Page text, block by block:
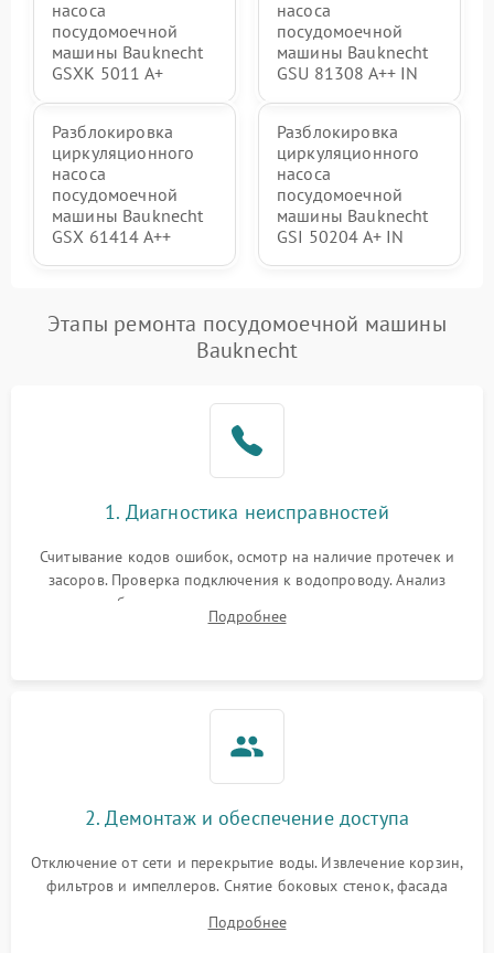
насоса
посудомоечной
машины Bauknecht
GSXK 5011 A+
насоса
посудомоечной
машины Bauknecht
GSU 81308 A++ IN
Разблокировка
циркуляционного
насоса
посудомоечной
машины Bauknecht
GSX 61414 A++
Разблокировка
циркуляционного
насоса
посудомоечной
машины Bauknecht
GSI 50204 A+ IN
Этапы ремонта посудомоечной машины
Bauknecht
1. Диагностика неисправностей
Считывание кодов ошибок, осмотр на наличие протечек и
засоров. Проверка подключения к водопроводу. Анализ
жалоб на отсутствие слива, нагрева, вращения
разбрызгивателей или срабатывание системы защиты
Подробнее
2. Демонтаж и обеспечение доступа
Отключение от сети и перекрытие воды. Извлечение корзин,
фильтров и импеллеров. Снятие боковых стенок, фасада
циркуляционному насосу, ТЭНу и сливной помпе.
Подробнее